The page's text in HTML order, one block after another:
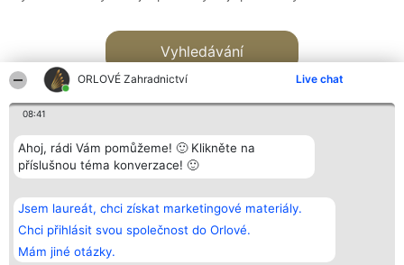
ORLOVÉ Zahradnictví Live chat
08:41
Ahoj, rádi Vám pomůžeme! 🙂 Klikněte na
příslušnou téma konverzace! 🙂
Jsem laureát, chci získat marketingové materiály.
Chci přihlásit svou společnost do Orlové.
Mám jiné otázky.
Vyhledávání
Bright Side Solutions sp. z o.
o. sp. k.
ul. Ruska 22
Wrocław 50-079
KRS 0000749100 | Regon
Vítězové
Seznam všech
laureátů
Zásady
Kontakt